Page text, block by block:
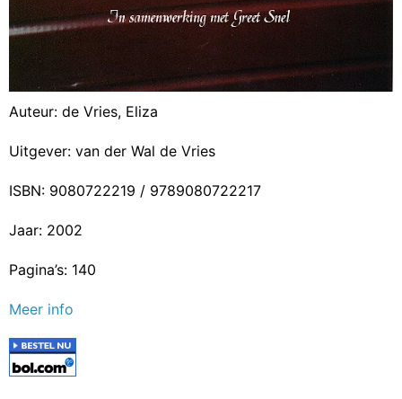
Auteur: de Vries, Eliza
Uitgever: van der Wal de Vries
ISBN: 9080722219 / 9789080722217
Jaar: 2002
Pagina’s: 140
Meer info